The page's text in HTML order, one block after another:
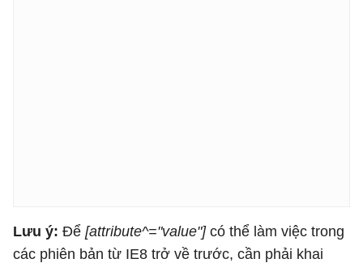
Lưu ý: Để [attribute^="value"]có thể làm việc trong
các phiên bản từ IE8 trở về trước, cần phải khai